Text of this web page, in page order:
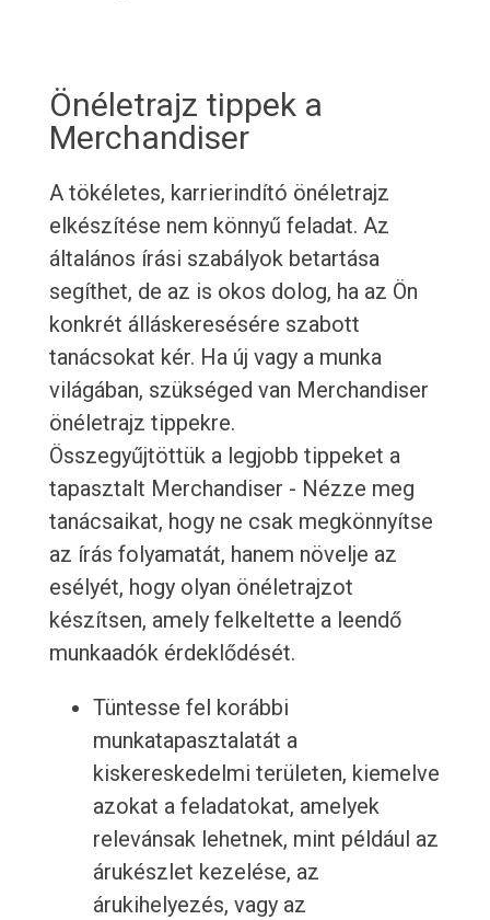
Önéletrajz tippek a
Merchandiser
A tökéletes, karrierindító önéletrajz
elkészítése nem könnyű feladat. Az
általános írási szabályok betartása
segíthet, de az is okos dolog, ha az Ön
konkrét álláskeresésére szabott
tanácsokat kér. Ha új vagy a munka
világában, szükséged van Merchandiser
önéletrajz tippekre.
Összegyűjtöttük a legjobb tippeket a
tapasztalt Merchandiser - Nézze meg
tanácsaikat, hogy ne csak megkönnyítse
az írás folyamatát, hanem növelje az
esélyét, hogy olyan önéletrajzot
készítsen, amely felkeltette a leendő
munkaadók érdeklődését.
Tüntesse fel korábbi
munkatapasztalatát a
kiskereskedelmi területen, kiemelve
azokat a feladatokat, amelyek
relevánsak lehetnek, mint például az
árukészlet kezelése, az
árukihelyezés, vagy az